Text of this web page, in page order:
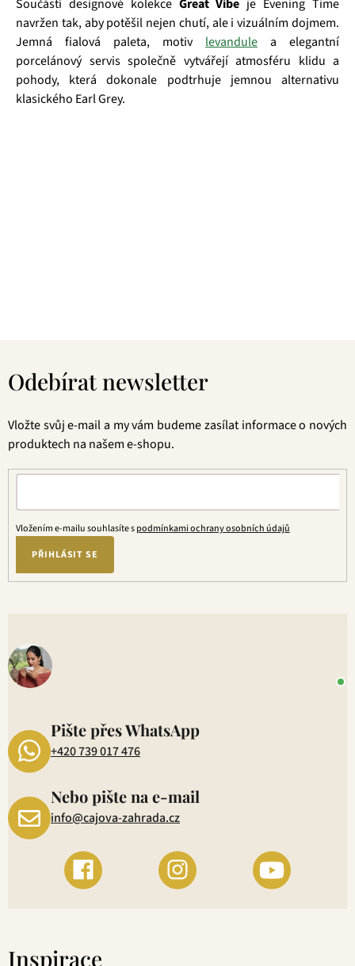
Součástí designové kolekce Great Vibe je Evening Time
navržen tak, aby potěšil nejen chutí, ale i vizuálním dojmem.
Jemná fialová paleta, motiv levandule a elegantní
porcelánový servis společně vytvářejí atmosféru klidu a
pohody, která dokonale podtrhuje jemnou alternativu
klasického Earl Grey.
Odebírat newsletter
Vložte svůj e-mail a my vám budeme zasílat informace o nových
produktech na našem e-shopu.
Vložením e-mailu souhlasíte spodmínkami ochrany osobních údajů
PŘIHLÁSIT SE
Pište přes WhatsApp
+420 739 017 476
Nebo pište na e-mail
info@cajova-zahrada.cz
Inspirace